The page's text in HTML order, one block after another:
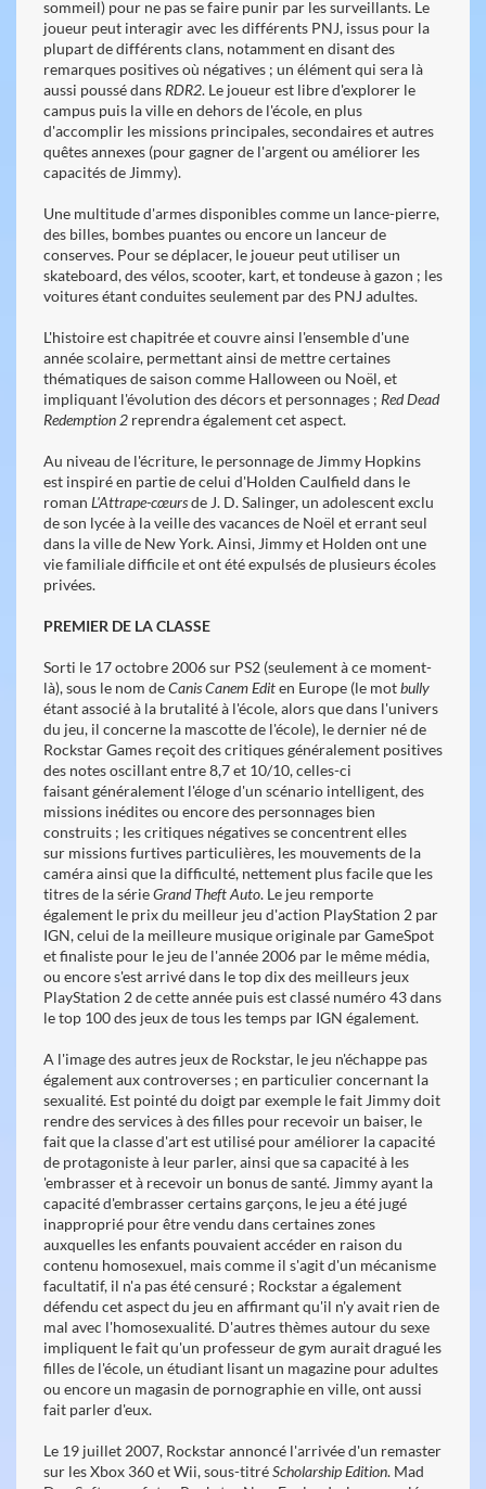
sommeil) pour ne pas se faire punir par les surveillants. Le
joueur peut interagir avec les différents PNJ, issus pour la
plupart de différents clans, notamment en disant des
remarques positives où négatives ; un élément qui sera là
aussi poussé dans RDR2. Le joueur est libre d'explorer le
campus puis la ville en dehors de l'école, en plus
d'accomplir les missions principales, secondaires et autres
quêtes annexes (pour gagner de l'argent ou améliorer les
capacités de Jimmy).
Une multitude d'armes disponibles comme un lance-pierre,
des billes, bombes puantes ou encore un lanceur de
conserves. Pour se déplacer, le joueur peut utiliser un
skateboard, des vélos, scooter, kart, et tondeuse à gazon ; les
voitures étant conduites seulement par des PNJ adultes.
L'histoire est chapitrée et couvre ainsi l'ensemble d'une
année scolaire, permettant ainsi de mettre certaines
thématiques de saison comme Halloween ou Noël, et
impliquant l'évolution des décors et personnages ; Red Dead
Redemption 2 reprendra également cet aspect.
Au niveau de l'écriture, le personnage de Jimmy Hopkins
est inspiré en partie de celui d'Holden Caulfield dans le
roman L'Attrape-cœursde J. D. Salinger, un adolescent exclu
de son lycée à la veille des vacances de Noël et errant seul
dans la ville de New York. Ainsi, Jimmy et Holden ont une
vie familiale difficile et ont été expulsés de plusieurs écoles
privées.
PREMIER DE LA CLASSE
Sorti le 17 octobre 2006 sur PS2 (seulement à ce moment-
là), sous le nom deCanis Canem Editen Europe (le motbully
étant associé à la brutalité à l'école, alors que dans l'univers
du jeu, il concerne la mascotte de l'école), le dernier né de
Rockstar Games reçoit des critiques généralement positives
des notes oscillant entre 8,7 et 10/10, celles-ci
faisant généralement l'éloge d'un scénario intelligent, des
missions inédites ou encore des personnages bien
construits ; les critiques négatives se concentrent elles
sur missions furtives particulières, les mouvements de la
caméra ainsi que la difficulté, nettement plus facile que les
titres de la sérieGrand Theft Auto. Le jeu remporte
également le prix du meilleur jeu d'action PlayStation 2 par
IGN, celui de la meilleure musique originale par GameSpot
et finaliste pour le jeu de l'année 2006 par le même média,
ou encore s'est arrivé dans le top dix des meilleurs jeux
PlayStation 2 de cette année puis est classé numéro 43 dans
le top 100 des jeux de tous les temps par IGN également.
A l'image des autres jeux de Rockstar, le jeu n'échappe pas
également aux controverses ; en particulier concernant la
sexualité. Est pointé du doigt par exemple le fait Jimmy doit
rendre des services à des filles pour recevoir un baiser, le
fait que la classe d'art est utilisé pour améliorer la capacité
de protagoniste à leur parler, ainsi que sa capacité à les
'embrasser et à recevoir un bonus de santé. Jimmy ayant la
capacité d'embrasser certains garçons, le jeu a été jugé
inapproprié pour être vendu dans certaines zones
auxquelles les enfants pouvaient accéder en raison du
contenu homosexuel, mais comme il s'agit d'un mécanisme
facultatif, il n'a pas été censuré ; Rockstar a également
défendu cet aspect du jeu en affirmant qu'il n'y avait rien de
mal avec l'homosexualité. D'autres thèmes autour du sexe
impliquent le fait qu'un professeur de gym aurait dragué les
filles de l'école, un étudiant lisant un magazine pour adultes
ou encore un magasin de pornographie en ville, ont aussi
fait parler d'eux.
Le 19 juillet 2007, Rockstar annoncé l'arrivée d'un remaster
sur les Xbox 360 et Wii, sous-titréScholarship Edition. Mad